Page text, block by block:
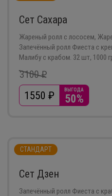
Сет Сахара
Жареный ролл с лососем,
Запечённый ролл Фиеста с
Малибу с крабом. 32 шт, 1000
3100 ₽
1550 ₽ ВЫГОДА
50%
СТАНДАРТ
Сет Дзен
Запечённый ролл Фиеста с